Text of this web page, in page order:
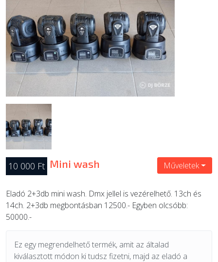
ÚJ TERMÉKEK
10 000 Ft Mini wash Műveletek
Eladó 2+3db mini wash. Dmx jellel is vezérelhető. 13ch és
14ch. 2+3db megbontásban 12500.- Egyben olcsóbb:
50000.-
Ez egy megrendelhető termék, amit az általad
kiválasztott módon ki tudsz fizetni, majd az eladó a